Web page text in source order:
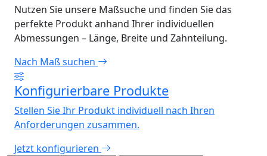
Nutzen Sie unsere Maßsuche und finden Sie das
perfekte Produkt anhand Ihrer individuellen
Abmessungen – Länge, Breite und Zahnteilung.
Nach Maß suchen
Konfigurierbare Produkte
Stellen Sie Ihr Produkt individuell nach Ihren
Anforderungen zusammen.
Jetzt konfigurieren